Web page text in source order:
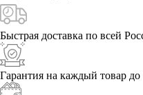
Быстрая доставка по всей
Гарантия на каждый товар до